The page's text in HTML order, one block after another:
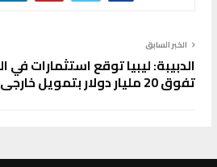
الخبر السابق
الدبيبة: ليبيا توقع استثمارات في
تفوق 20 مليار دولار بتمويل خارجي